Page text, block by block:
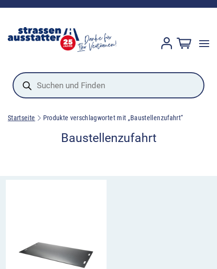
Products
search
Startseite Produkte verschlagwortet mit „Baustellenzufahrt“
Baustellenzufahrt